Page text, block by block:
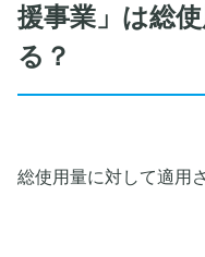
援事業」は総
る？
総使用量に対して適用